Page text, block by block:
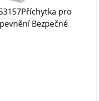
pro
Bezpečné